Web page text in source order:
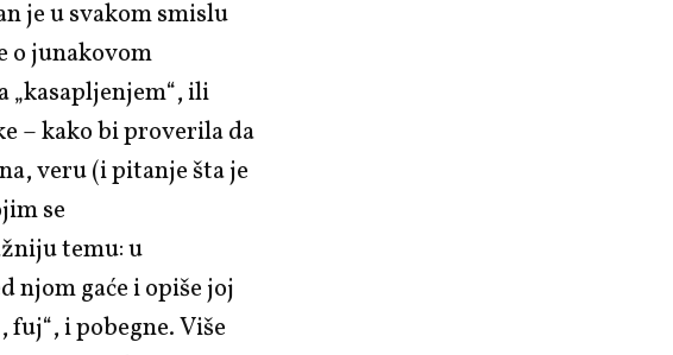
je u svakom smislu
o junakovom
ili
– kako bi proverila da
veru (i pitanje šta je
se
temu: u
njom gaće i opiše joj
i pobegne. Više